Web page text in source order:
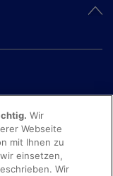
Wir
Webseite
mit Ihnen zu
einsetzen,
Wir